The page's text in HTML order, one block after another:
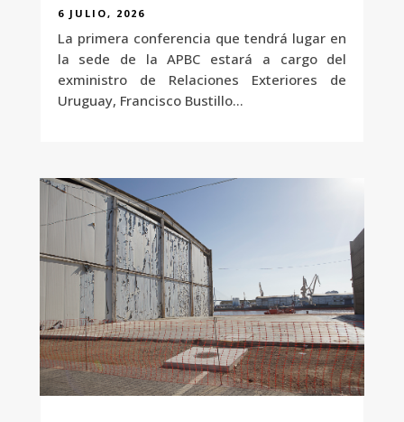
6 JULIO, 2026
La primera conferencia que tendrá lugar en
la sede de la APBC estará a cargo del
exministro de Relaciones Exteriores de
Uruguay, Francisco Bustillo...